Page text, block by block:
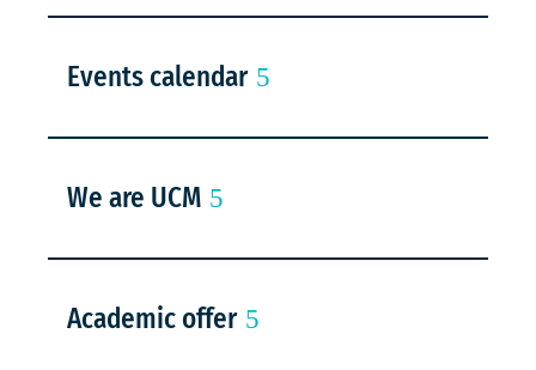
Events calendar
We are UCM
Academic offer